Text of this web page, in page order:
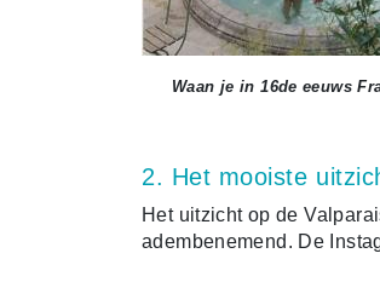
Waan je in 16de eeuws
2. Het mooiste
Het uitzicht op de
adembenemend. De